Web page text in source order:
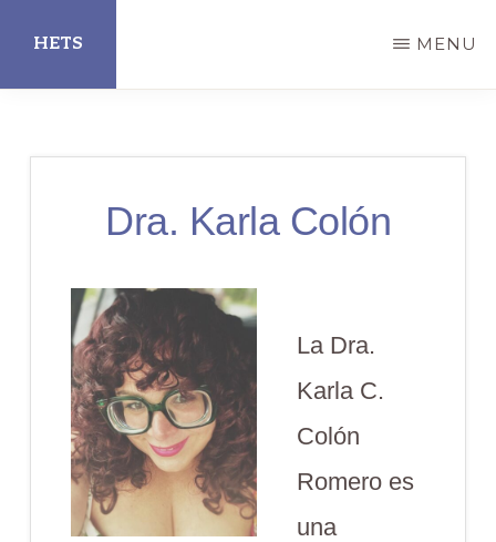
main
HETS MENU
Dra. Karla Colón
La Dra.
Karla C.
Colón
Romero es
una